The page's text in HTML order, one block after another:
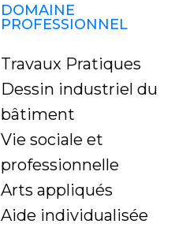
DOMAINE
PROFESSIONNEL
Travaux Pratiques
Dessin industriel du
bâtiment
Vie sociale et
professionnelle
Arts appliqués
Aide individualisée